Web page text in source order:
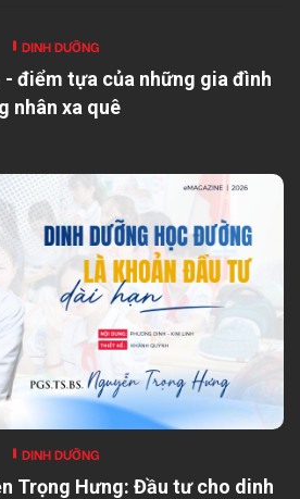
DINH DƯỠNG
- điểm tựa của những gia đình
nhân xa quê
DINH DƯỠNG
Trọng Hưng: Đầu tư cho dinh